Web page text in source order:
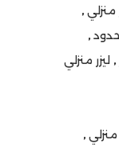
منزلي ,
,
, ليزر منزلي
,